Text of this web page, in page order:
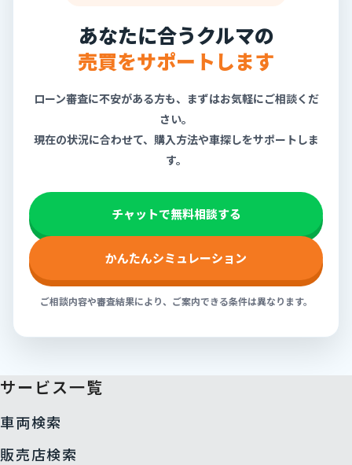
あなたに合うクルマの
売買をサポートします
ローン審査に不安がある方も、まずはお気軽にご相談くだ
さい。
現在の状況に合わせて、購入方法や車探しをサポートしま
す。
チャットで無料相談する
かんたんシミュレーション
ご相談内容や審査結果により、ご案内できる条件は異なります。
サービス一覧
車両検索
販売店検索